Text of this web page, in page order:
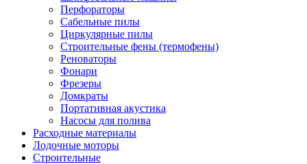
Перфораторы
Сабельные пилы
Циркулярные пилы
Строительные фены (термофены)
Реноваторы
Фонари
Фрезеры
Домкраты
Портативная акустика
Насосы для полива
Расходные материалы
Лодочные моторы
Строительные